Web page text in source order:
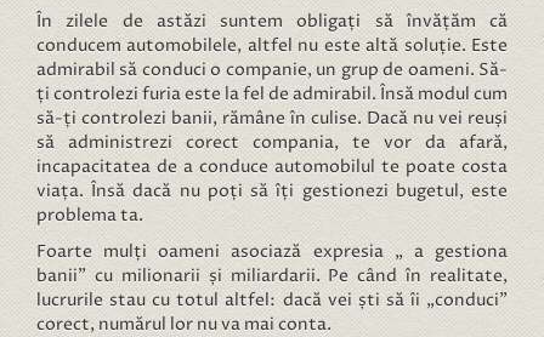
În zilele de astăzi suntem obligați să învățăm că
conducem automobilele, altfel nu este altă soluție. Este
admirabil să conduci o companie, un grup de oameni. Să-
ți controlezi furia este la fel de admirabil. Însă modul cum
să-ți controlezi banii, rămâne în culise. Dacă nu vei reuși
să administrezi corect compania, te vor da afară,
incapacitatea de a conduce automobilul te poate costa
viața. Însă dacă nu poți să îți gestionezi bugetul, este
problema ta.
Foarte mulți oameni asociază expresia „ a gestiona
banii” cu milionarii și miliardarii. Pe când în realitate,
lucrurile stau cu totul altfel: dacă vei ști să îi „conduci”
corect, numărul lor nu va mai conta.